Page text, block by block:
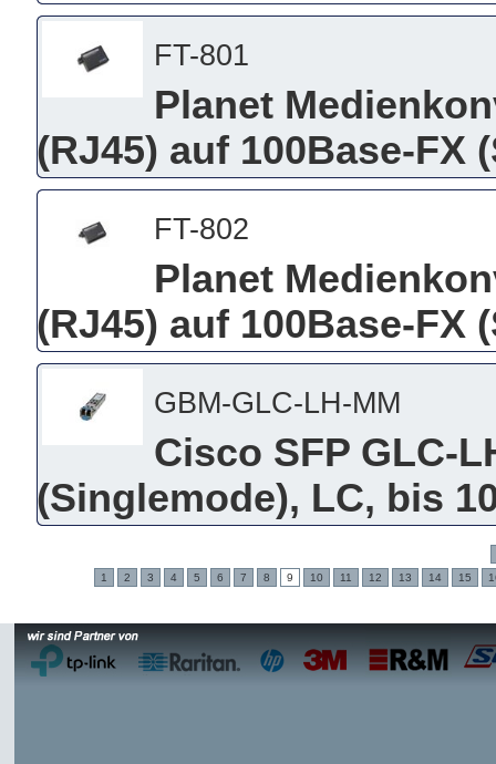
FT-801
Planet
(RJ45) auf 100Base-FX
FT-802
Planet
(RJ45) auf 100Base-FX
GBM-GLC-LH-MM
Cisco SFP GLC-
(Singlemode), LC, bis
1 2 3 4 5 6 7 8 9 10 11 12 13 14 15